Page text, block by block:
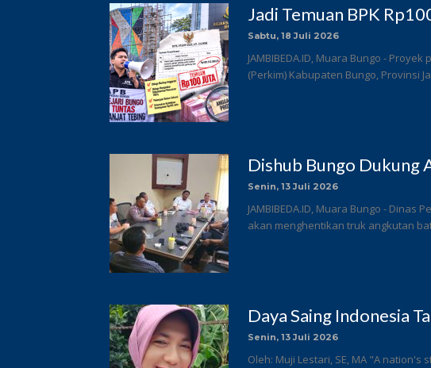
Jadi Temuan BPK
Sabtu, 18 Juli 2026
JAMBIBEDA.ID, Muara Bungo -
(Perkim) Kabupaten Bungo, Provinsi
Dishub Bungo Dukung
Senin, 13 Juli 2026
JAMBIBEDA.ID, Muara Bungo -
akan menghentikan truk angkutan
Daya Saing Indonesia
Senin, 13 Juli 2026
Oleh: Muji Lestari, SE, MA "A